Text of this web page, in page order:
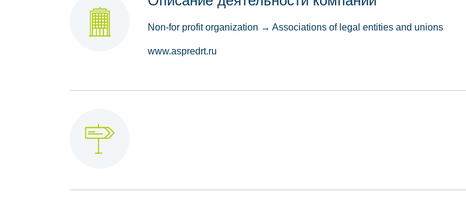
Non-for profit organization → Associations of legal entities and unions
www.aspredrt.ru